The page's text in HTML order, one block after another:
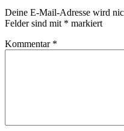
Deine E-Mail-Adresse wird
Felder sind mit * markiert
Kommentar *